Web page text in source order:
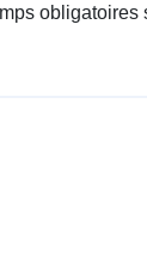
obligatoires